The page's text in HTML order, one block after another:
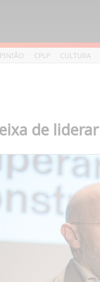
CPLP CULTURA
de